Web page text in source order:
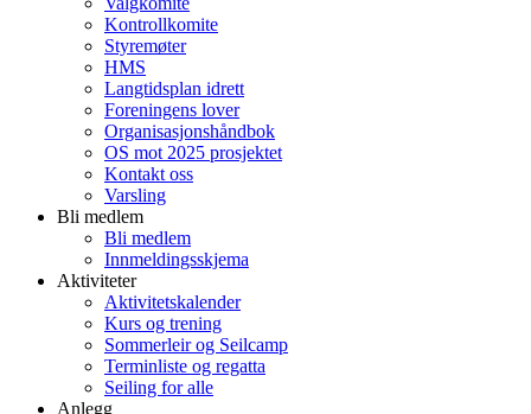
Kontrollkomite
Styremøter
HMS
Langtidsplan idrett
Foreningens lover
Organisasjonshåndbok
OS mot 2025 prosjektet
Kontakt oss
Varsling
Bli medlem
Bli medlem
Innmeldingsskjema
Aktiviteter
Aktivitetskalender
Kurs og trening
Sommerleir og Seilcamp
Terminliste og regatta
Seiling for alle
Anlegg